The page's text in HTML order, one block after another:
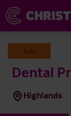
Sold
Dental
Highlands